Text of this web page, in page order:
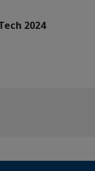
2024